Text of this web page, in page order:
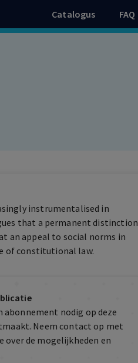
Catalogus FAQ
instrumentalised in
that a permanent distinction
an appeal to social norms in
of constitutional law.
abonnement nodig op deze
Neem contact op met
de mogelijkheden en